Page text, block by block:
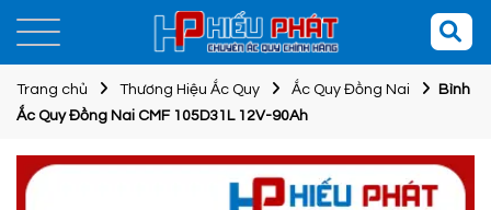
Trang chủ Thương Hiệu Ắc Quy Ắc Quy Đồng Nai
Bình
Ắc Quy Đồng Nai CMF 105D31L 12V-90Ah